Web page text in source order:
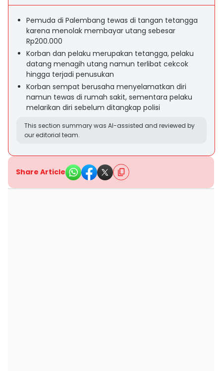
Pemuda di Palembang tewas di tangan tetangga
karena menolak membayar utang sebesar
Rp200.000
Korban dan pelaku merupakan tetangga, pelaku
datang menagih utang namun terlibat cekcok
hingga terjadi penusukan
Korban sempat berusaha menyelamatkan diri
namun tewas di rumah sakit, sementara pelaku
melarikan diri sebelum ditangkap polisi
This section summary was AI-assisted and reviewed by
our editorial team.
Share Article